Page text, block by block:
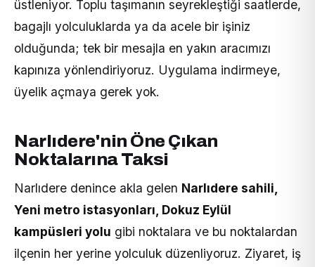
üstleniyor. Toplu taşımanın seyrekleştiği saatlerde,
bagajlı yolculuklarda ya da acele bir işiniz
olduğunda; tek bir mesajla en yakın aracımızı
kapınıza yönlendiriyoruz. Uygulama indirmeye,
üyelik açmaya gerek yok.
Narlıdere'nin Öne Çıkan
Noktalarına Taksi
Narlıdere denince akla gelen Narlıdere sahili,
Yeni metro istasyonları, Dokuz Eylül
kampüsleri yolu gibi noktalara ve bu noktalardan
ilçenin her yerine yolculuk düzenliyoruz. Ziyaret, iş